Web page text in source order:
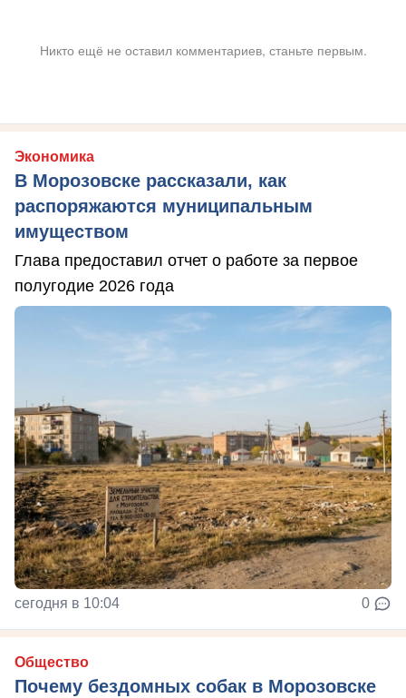
Никто ещё не оставил комментариев, станьте первым.
Экономика
В Морозовске рассказали, как
распоряжаются муниципальным
имуществом
Глава предоставил отчет о работе за первое
полугодие 2026 года
сегодня в 10:04 0
Общество
Почему бездомных собак в Морозовске